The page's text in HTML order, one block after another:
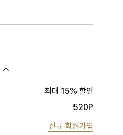
최대 15% 할인
520P
신규 회원가입